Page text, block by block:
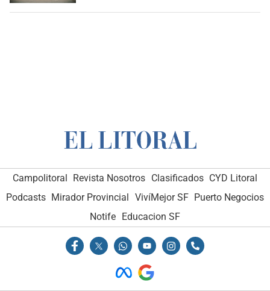
Campolitoral Revista Nosotros Clasificados CYD Litoral
Podcasts Mirador Provincial VivíMejor SF Puerto Negocios
Notife Educacion SF